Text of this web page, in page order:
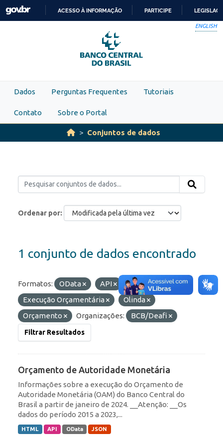
Skip to main content
PARA
O
CONTEÚDO
ACESSO À INFORMAÇÃO PARTICIPE
ENGLISH
Dados Perguntas Frequentes Tutoriais
Contato Sobre o Portal
Conjuntos de dados
Ordenar por
1 conjunto de dados encontrado
Formatos: OData API
Etiquetas:
Execução Orçamentária
Olinda
Orçamento
Organizações: BCB/Deafi
Filtrar Resultados
Orçamento de Autoridade Monetária
Informações sobre a execução do Orçamento de
Autoridade Monetária (OAM) do Banco Central do
Brasil a partir de janeiro de 2024. __Atenção: __Os
dados do período 2015 a 2023,...
HTML API OData JSON